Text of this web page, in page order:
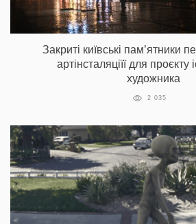
Закриті київські пам’ятники
артінсталяціїї для проєкту
художника
2 035